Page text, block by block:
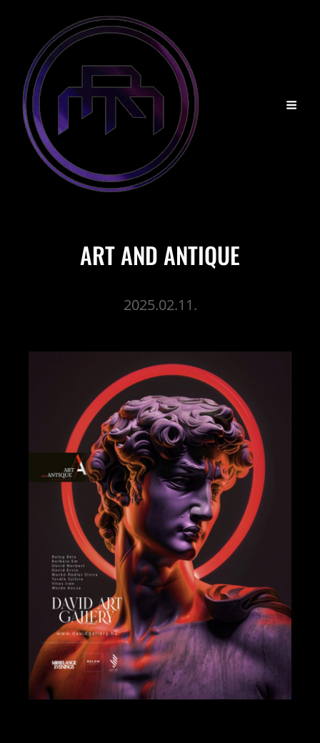
ART AND ANTIQUE
2025.02.11.